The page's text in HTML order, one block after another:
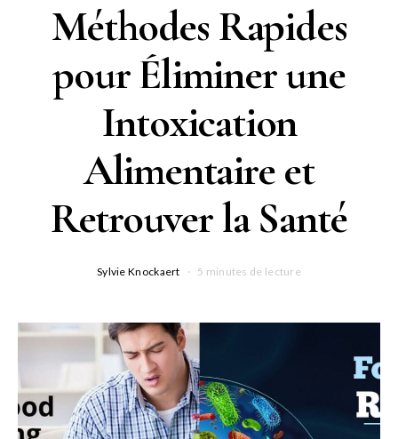
Méthodes Rapides
pour Éliminer une
Intoxication
Alimentaire et
Retrouver la Santé
Sylvie Knockaert 5 minutes de lecture